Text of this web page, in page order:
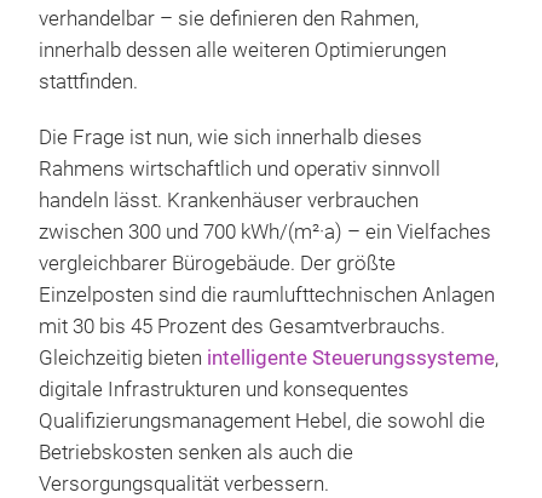
verhandelbar – sie definieren den Rahmen,
innerhalb dessen alle weiteren Optimierungen
stattfinden.
Die Frage ist nun, wie sich innerhalb dieses
Rahmens wirtschaftlich und operativ sinnvoll
handeln lässt. Krankenhäuser verbrauchen
zwischen 300 und 700 kWh/(m²·a) – ein Vielfaches
vergleichbarer Bürogebäude. Der größte
Einzelposten sind die raumlufttechnischen Anlagen
mit 30 bis 45 Prozent des Gesamtverbrauchs.
Gleichzeitig bieten intelligente Steuerungssysteme,
digitale Infrastrukturen und konsequentes
Qualifizierungsmanagement Hebel, die sowohl die
Betriebskosten senken als auch die
Versorgungsqualität verbessern.